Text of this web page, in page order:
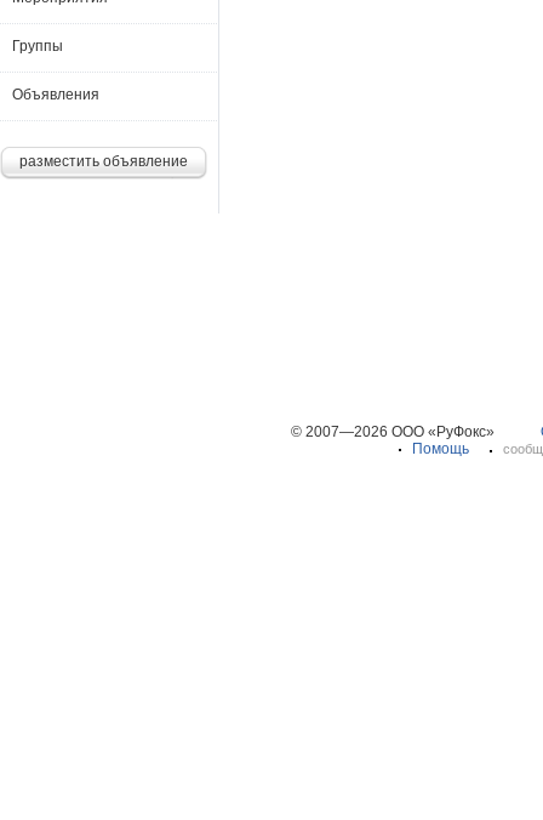
Группы
Объявления
разместить объявление
© 2007—2026 ООО «РуФокс»
Помощь